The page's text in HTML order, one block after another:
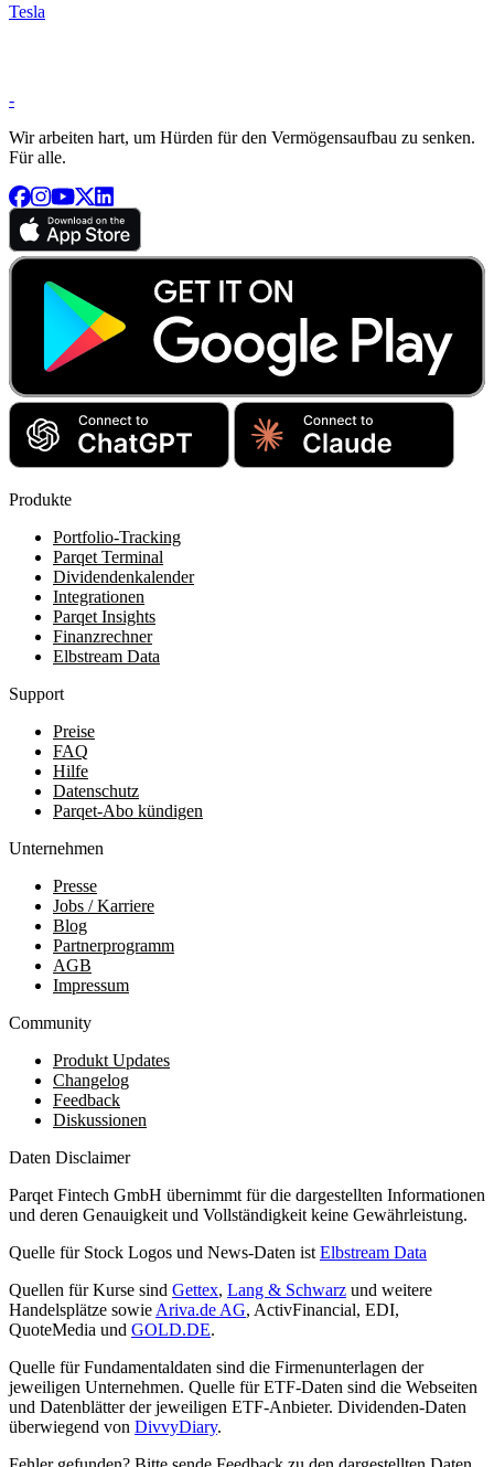
Tesla
-
Wir arbeiten hart, um Hürden für den Vermögensaufbau zu senken.
Für alle.
Produkte
Portfolio-Tracking
Parqet Terminal
Dividendenkalender
Integrationen
Parqet Insights
Finanzrechner
Elbstream Data
Support
Preise
FAQ
Hilfe
Datenschutz
Parqet-Abo kündigen
Unternehmen
Presse
Jobs / Karriere
Blog
Partnerprogramm
AGB
Impressum
Community
Produkt Updates
Changelog
Feedback
Diskussionen
Daten Disclaimer
Parqet Fintech GmbH übernimmt für die dargestellten Informationen
und deren Genauigkeit und Vollständigkeit keine Gewährleistung.
Quelle für Stock Logos und News-Daten ist Elbstream Data
Quellen für Kurse sind Gettex, Lang & Schwarz und weitere
Handelsplätze sowie Ariva.de AG, ActivFinancial, EDI,
QuoteMedia und GOLD.DE.
Quelle für Fundamentaldaten sind die Firmenunterlagen der
jeweiligen Unternehmen. Quelle für ETF-Daten sind die Webseiten
und Datenblätter der jeweiligen ETF-Anbieter. Dividenden-Daten
überwiegend von DivvyDiary.